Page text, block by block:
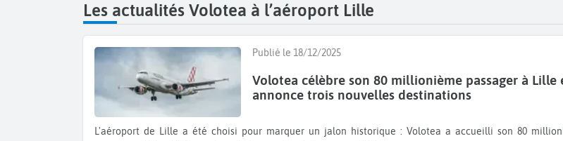
Les actualités Volotea à l’aéroport Lille
Publié le 18/12/2025
Volotea célèbre son 80 millionième passager à Lille
annonce trois nouvelles destinations
L'aéroport de Lille a été choisi pour marquer un jalon historique : Volotea a accueilli son 80 millionième